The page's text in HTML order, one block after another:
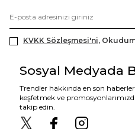
KVKK Sözleşmesi'ni,
Sosyal Medyada
Trendler hakkında en son
keşfetmek ve
takip edin.